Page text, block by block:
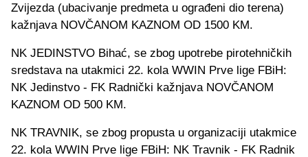
Zvijezda (ubacivanje predmeta u ograđeni dio terena)
kažnjava NOVČANOM KAZNOM OD 1500 KM.
NK JEDINSTVO Bihać, se zbog upotrebe pirotehničkih
sredstava na utakmici 22. kola WWIN Prve lige FBiH:
NK Jedinstvo - FK Radnički kažnjava NOVČANOM
KAZNOM OD 500 KM.
NK TRAVNIK, se zbog propusta u organizaciji utakmice
22. kola WWIN Prve lige FBiH: NK Travnik - FK Radnik